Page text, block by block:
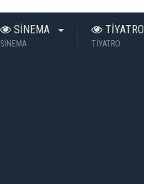
SİNEMA
SİNEMA
TİYATRO
TİYATRO